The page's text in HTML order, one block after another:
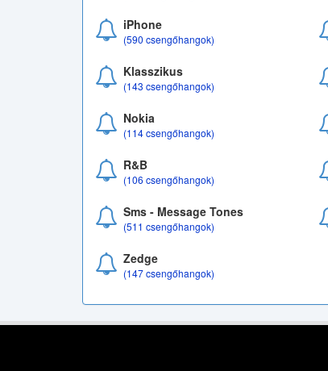
iPhone
(590 csengőhangok)
Klasszikus
(143 csengőhangok)
Nokia
(114 csengőhangok)
R&B
(106 csengőhangok)
Sms - Message Tones
(511 csengőhangok)
Zedge
(147 csengőhangok)